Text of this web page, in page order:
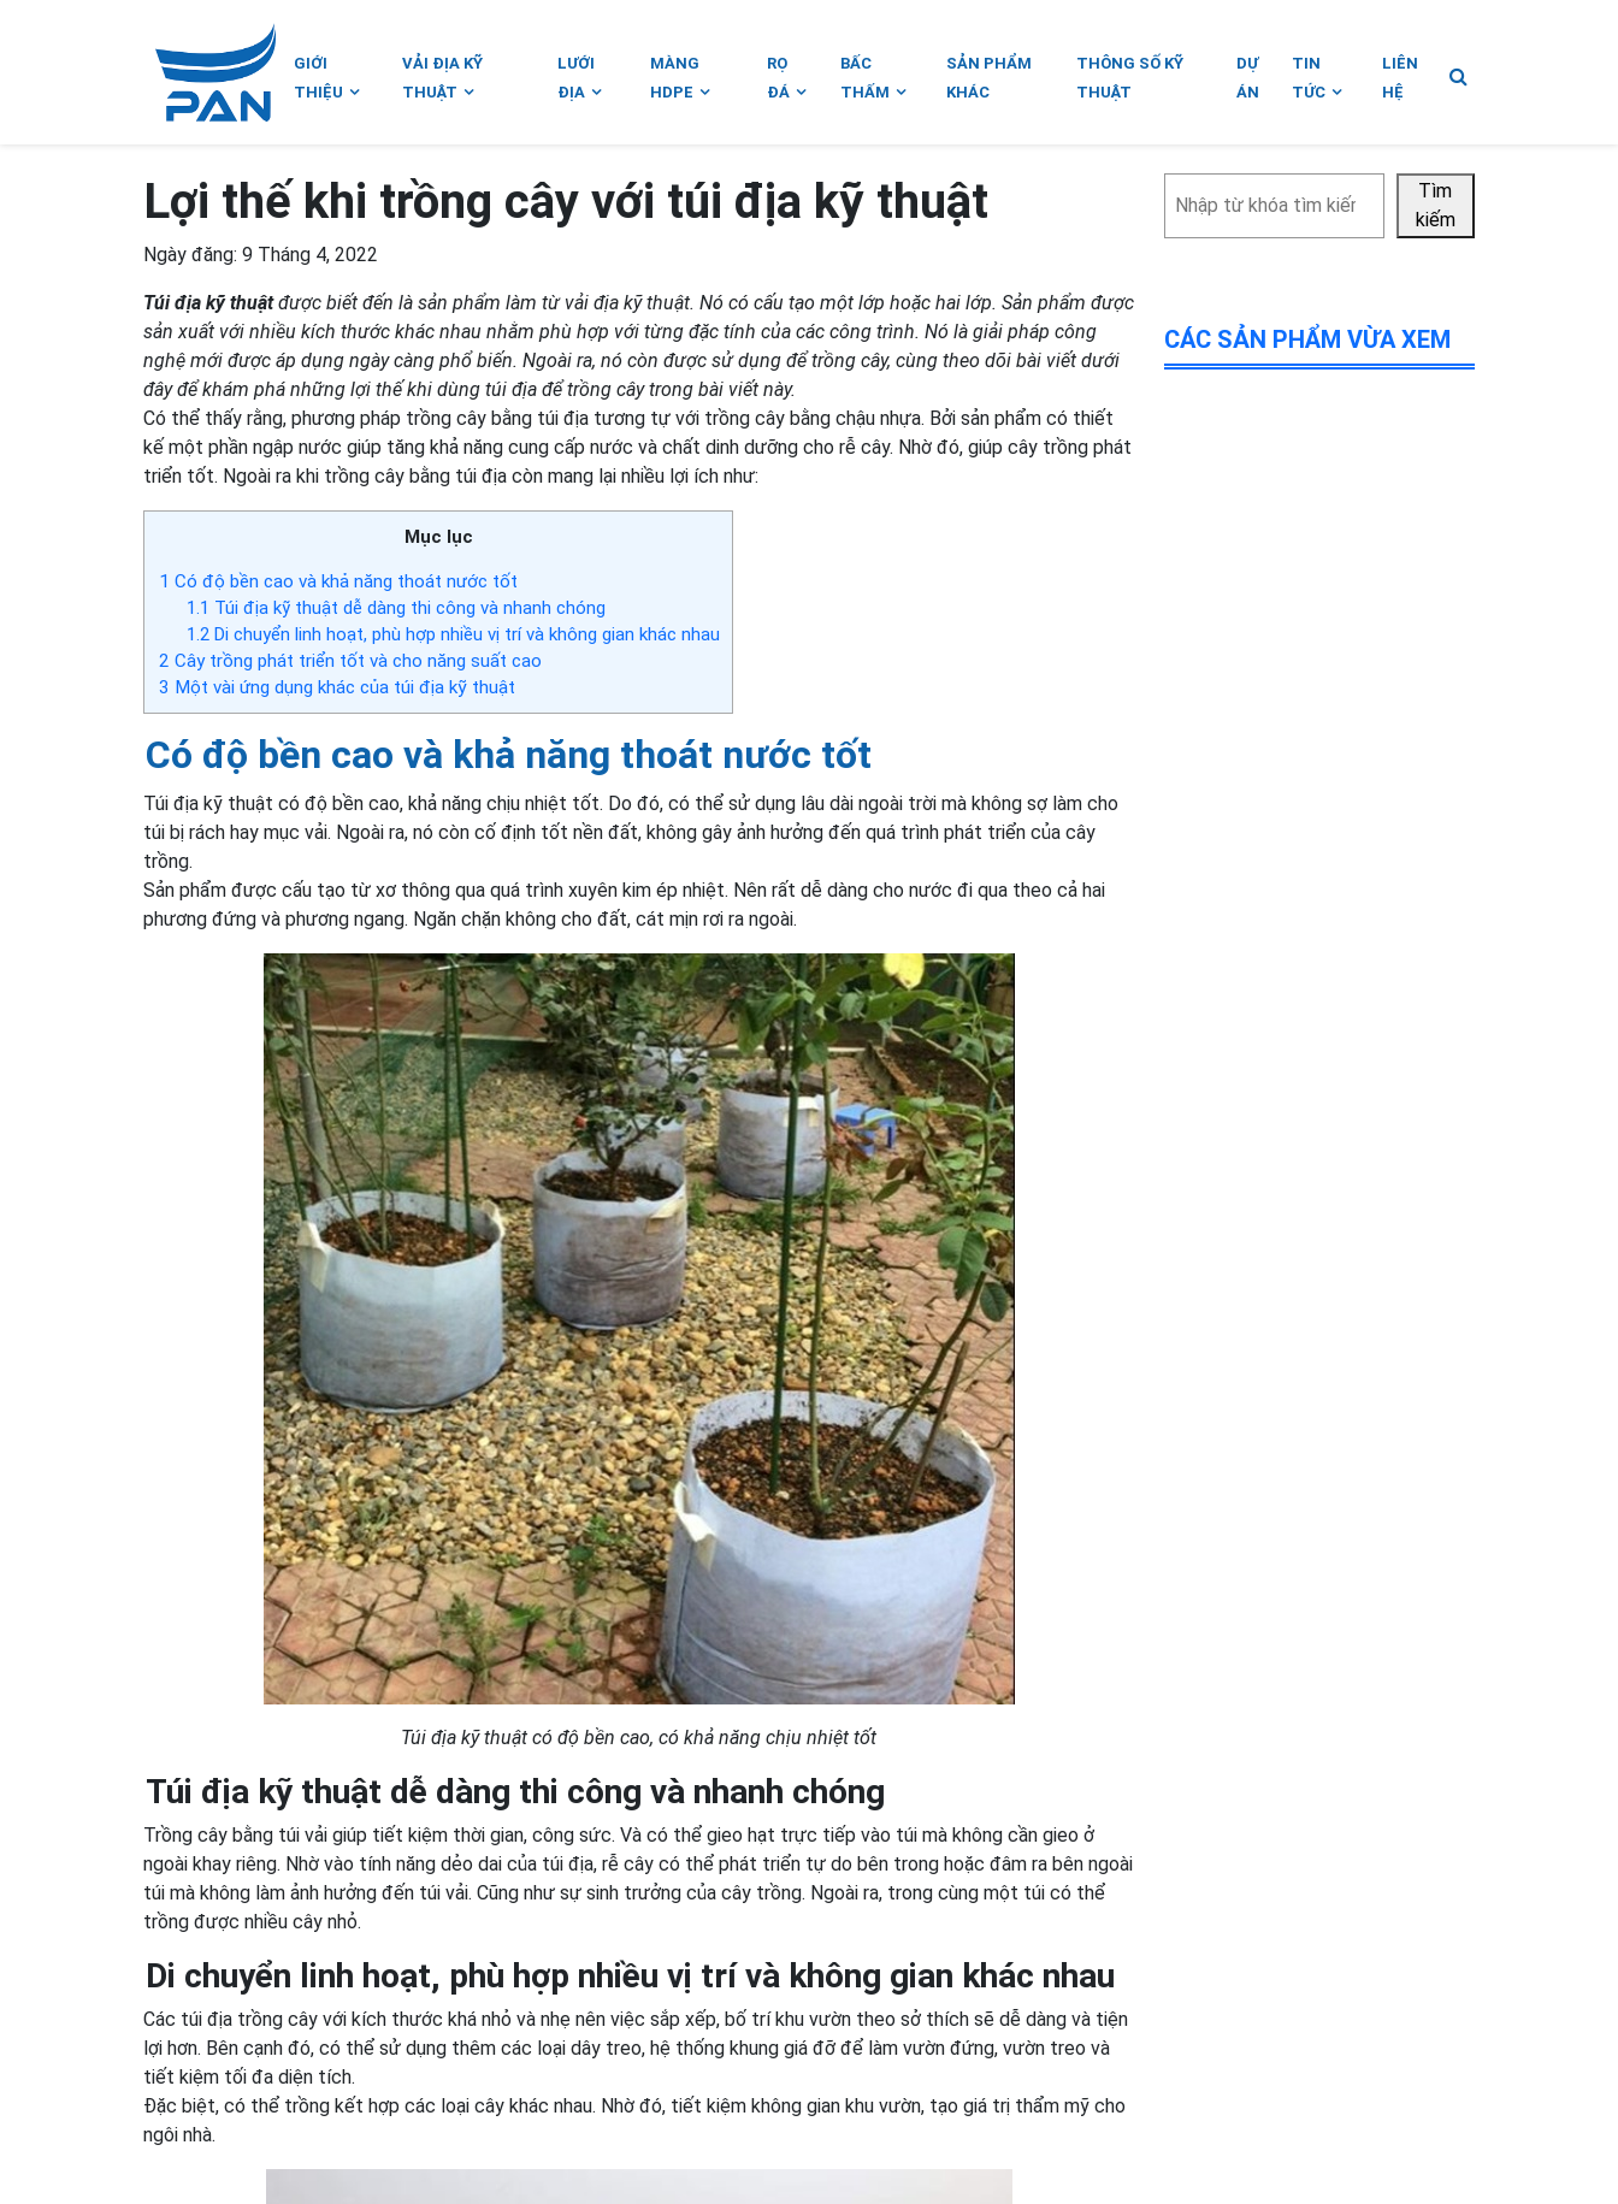
GIỚI
THIỆU
VẢI ĐỊA KỸ
THUẬT
LƯỚI
ĐỊA
MÀNG
HDPE
RỌ
ĐÁ
BẤC
THẤM
SẢN PHẨM
KHÁC
THÔNG SỐ KỸ
THUẬT
DỰ
ÁN
TIN
TỨC
LIÊN
HỆ
Lợi thế khi trồng cây với túi địa kỹ thuật
Ngày đăng: 9 Tháng 4, 2022
Túi địa kỹ thuậtđược biết đến là sản phẩm làm từ vải địa kỹ thuật. Nó có cấu tạo một lớp hoặc hai lớp. Sản phẩm được
sản xuất với nhiều kích thước khác nhau nhằm phù hợp với từng đặc tính của các công trình. Nó là giải pháp công
nghệ mới được áp dụng ngày càng phổ biến. Ngoài ra, nó còn được sử dụng để trồng cây, cùng theo dõi bài viết dưới
đây để khám phá những lợi thế khi dùng túi địa để trồng cây trong bài viết này.
Có thể thấy rằng, phương pháp trồng cây bằng túi địa tương tự với trồng cây bằng chậu nhựa. Bởi sản phẩm có thiết
kế một phần ngập nước giúp tăng khả năng cung cấp nước và chất dinh dưỡng cho rễ cây. Nhờ đó, giúp cây trồng phát
triển tốt. Ngoài ra khi trồng cây bằng túi địa còn mang lại nhiều lợi ích như:
Mục lục
1 Có độ bền cao và khả năng thoát nước tốt
1.1 Túi địa kỹ thuật dễ dàng thi công và nhanh chóng
1.2Di chuyển linh hoạt, phù hợp nhiều vị trí và không gian khác nhau
2 Cây trồng phát triển tốt và cho năng suất cao
3 Một vài ứng dụng khác của túi địa kỹ thuật
Có độ bền cao và khả năng thoát nước tốt
Túi địa kỹ thuật có độ bền cao, khả năng chịu nhiệt tốt. Do đó, có thể sử dụng lâu dài ngoài trời mà không sợ làm cho
túi bị rách hay mục vải. Ngoài ra, nó còn cố định tốt nền đất, không gây ảnh hưởng đến quá trình phát triển của cây
trồng.
Sản phẩm được cấu tạo từ xơ thông qua quá trình xuyên kim ép nhiệt. Nên rất dễ dàng cho nước đi qua theo cả hai
phương đứng và phương ngang. Ngăn chặn không cho đất, cát mịn rơi ra ngoài.
Túi địa kỹ thuật có độ bền cao, có khả năng chịu nhiệt tốt
Túi địa kỹ thuật dễ dàng thi công và nhanh chóng
Trồng cây bằng túi vải giúp tiết kiệm thời gian, công sức. Và có thể gieo hạt trực tiếp vào túi mà không cần gieo ở
ngoài khay riêng. Nhờ vào tính năng dẻo dai của túi địa, rễ cây có thể phát triển tự do bên trong hoặc đâm ra bên ngoài
túi mà không làm ảnh hưởng đến túi vải. Cũng như sự sinh trưởng của cây trồng. Ngoài ra, trong cùng một túi có thể
trồng được nhiều cây nhỏ.
Di chuyển linh hoạt, phù hợp nhiều vị trí và không gian khác nhau
Các túi địa trồng cây với kích thước khá nhỏ và nhẹ nên việc sắp xếp, bố trí khu vườn theo sở thích sẽ dễ dàng và tiện
lợi hơn. Bên cạnh đó, có thể sử dụng thêm các loại dây treo, hệ thống khung giá đỡ để làm vườn đứng, vườn treo và
tiết kiệm tối đa diện tích.
Đặc biệt, có thể trồng kết hợp các loại cây khác nhau. Nhờ đó, tiết kiệm không gian khu vườn, tạo giá trị thẩm mỹ cho
ngôi nhà.
kiếm
Tìm
kiếm
CÁC SẢN PHẨM VỪA XEM